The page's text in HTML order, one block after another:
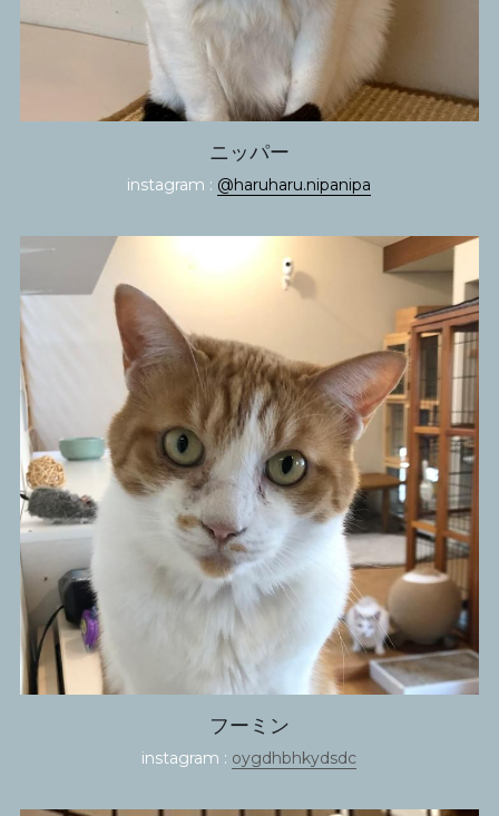
ニッパー
instagram : @haruharu.nipanipa
フーミン
instagram : oygdhbhkydsdc